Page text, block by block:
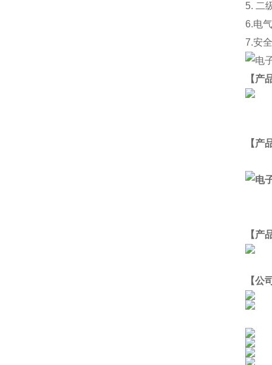
5. 二
6.电
7.安
【产
【产
【产
【公